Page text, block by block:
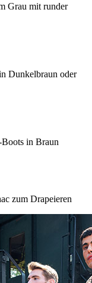
Grau mit runder
Dunkelbraun oder
Boots in Braun
zum Drapeieren